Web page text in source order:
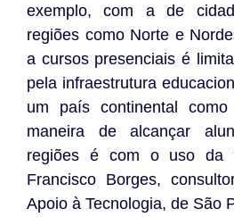
exemplo, com a de
regiões como Norte e
a cursos presenciais é
pela infraestrutura
um país continental
maneira de alcançar
regiões é com o uso da
Francisco Borges,
Apoio à Tecnologia, de São